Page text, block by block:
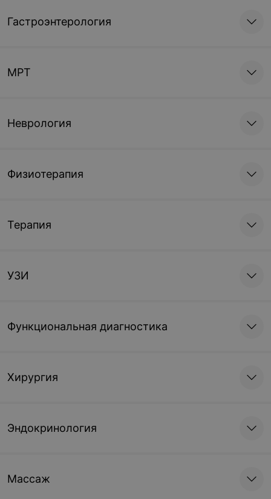
Гастроэнтерология
МРТ
Неврология
Физиотерапия
Терапия
УЗИ
Функциональная диагностика
Хирургия
Эндокринология
Массаж